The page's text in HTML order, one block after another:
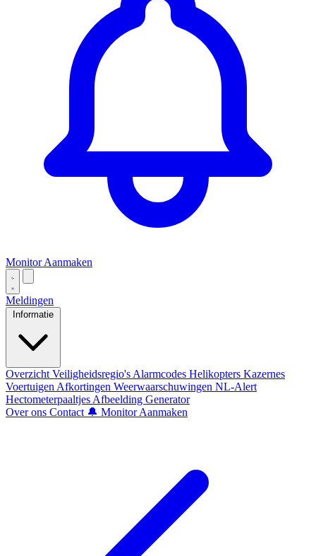
Monitor Aanmaken
Meldingen
Informatie
Overzicht Veiligheidsregio's Alarmcodes Helikopters Kazernes
Voertuigen Afkortingen Weerwaarschuwingen NL-Alert
Hectometerpaaltjes Afbeelding Generator
Over ons Contact 🔔 Monitor Aanmaken